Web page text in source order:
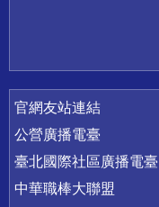
官網友站連結
公營廣播電臺
臺北國際社區廣播電臺
中華職棒大聯盟